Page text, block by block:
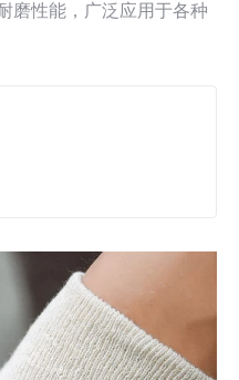
磨性能，广泛应用于各种